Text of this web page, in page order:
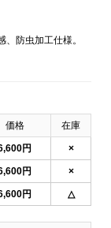
防虫加工仕様。
価格 在庫
円 ×
円 ×
円 △